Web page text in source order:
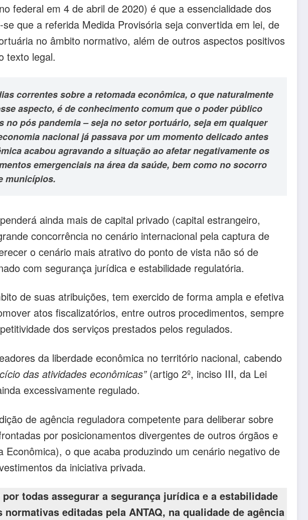
federal em 4 de abril de 2020) é que a essencialidade dos
que a referida Medida Provisória seja convertida em lei, de
no âmbito normativo, além de outros aspectos positivos
texto legal.
correntes sobre a retomada econômica, o que naturalmente
aspecto, é de conhecimento comum que o poder público
pós pandemia – seja no setor portuário, seja em qualquer
nacional já passava por um momento delicado antes
acabou agravando a situação ao afetar negativamente os
emergenciais na área da saúde, bem como no socorro
municípios.
ainda mais de capital privado (capital estrangeiro,
concorrência no cenário internacional pela captura de
o cenário mais atrativo do ponto de vista não só de
com segurança jurídica e estabilidade regulatória.
de suas atribuições, tem exercido de forma ampla e efetiva
atos fiscalizatórios, entre outros procedimentos, sempre
dos serviços prestados pelos regulados.
da liberdade econômica no território nacional, cabendo
das atividades econômicas”(artigo 2º, inciso III, da Lei
excessivamente regulado.
de agência reguladora competente para deliberar sobre
por posicionamentos divergentes de outros órgãos e
o que acaba produzindo um cenário negativo de
da iniciativa privada.
todas assegurar a segurança jurídica e a estabilidade
editadas pela ANTAQ, na qualidade de agência